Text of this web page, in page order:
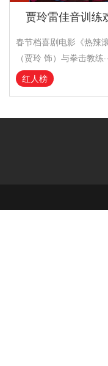
贾玲雷佳音训练
春节档喜剧电影《热辣
（贾玲 饰）与拳击教练
红人榜